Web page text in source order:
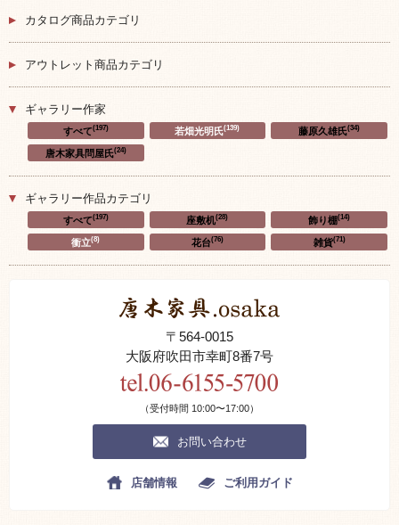
カタログ商品カテゴリ
アウトレット商品カテゴリ
ギャラリー作家
すべて(197) 若畑光明氏(139) 藤原久雄氏(34)
唐木家具問屋氏(24)
ギャラリー作品カテゴリ
すべて(197) 座敷机(28) 飾り棚(14)
衝立(8) 花台(76) 雑貨(71)
〒564-0015
大阪府吹田市幸町8番7号
（受付時間 10:00〜17:00）
お問い合わせ
店舗情報 ご利用ガイド